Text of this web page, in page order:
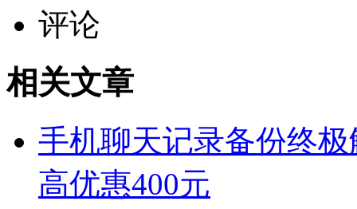
评论
相关文章
手机聊天记录备份终
高优惠400元